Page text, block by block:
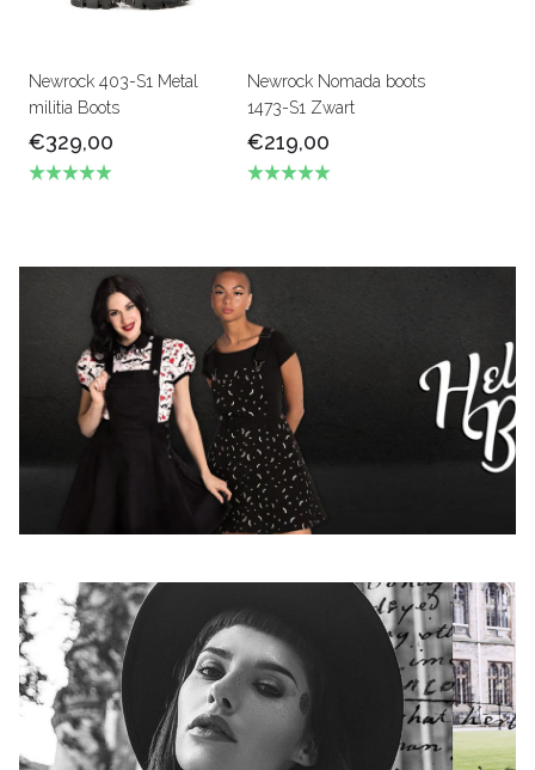
Newrock 403-S1 Metal
militia Boots
€329,00
Newrock Nomada boots
1473-S1 Zwart
€219,00